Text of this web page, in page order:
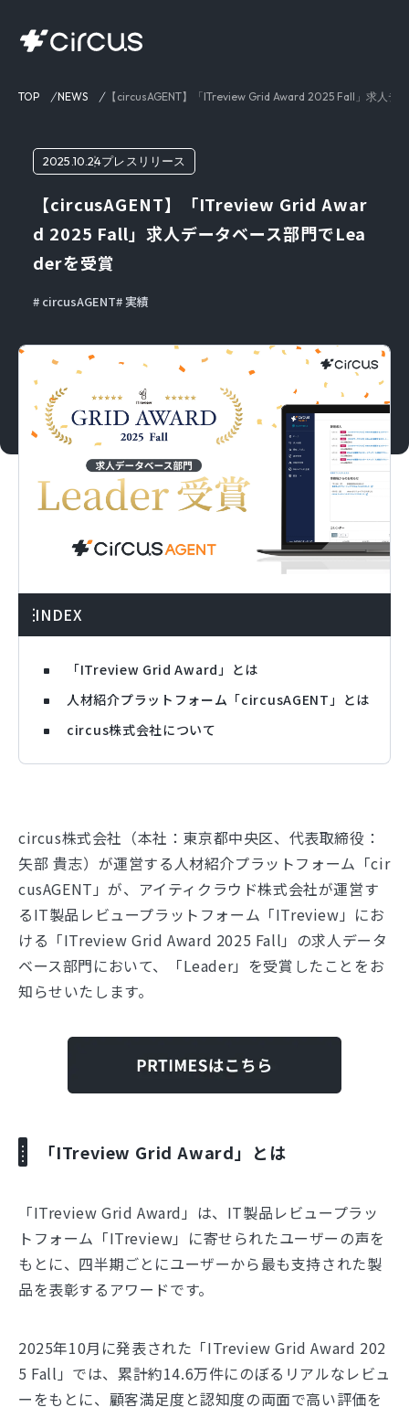
TOP NEWS 【circusAGENT】「ITreview Grid Award 2025 Fall」求人デ
2025.10.24プレスリリース
【circusAGENT】「ITreview Grid Awar
d 2025 Fall」求人データベース部門でLea
derを受賞
circusAGENT 実績
INDEX
「ITreview Grid Award」とは
人材紹介プラットフォーム「circusAGENT」とは
circus株式会社について
circus株式会社（本社：東京都中央区、代表取締役：
矢部 貴志）が運営する人材紹介プラットフォーム「cir
cusAGENT」が、アイティクラウド株式会社が運営す
るIT製品レビュープラットフォーム「ITreview」にお
ける「ITreview Grid Award 2025 Fall」の求人データ
ベース部門において、「Leader」を受賞したことをお
知らせいたします。
「ITreview Grid Award」とは
「ITreview Grid Award」は、IT製品レビュープラッ
トフォーム「ITreview」に寄せられたユーザーの声を
もとに、四半期ごとにユーザーから最も支持された製
品を表彰するアワードです。
2025年10月に発表された「ITreview Grid Award 202
5 Fall」では、累計約14.6万件にのぼるリアルなレビュ
ーをもとに、顧客満足度と認知度の両面で高い評価を